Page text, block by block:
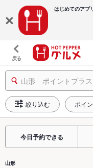
はじめてのアプ
戻る
山形 ポイントプラ
絞り込む ポイ
今日予約できる
山形